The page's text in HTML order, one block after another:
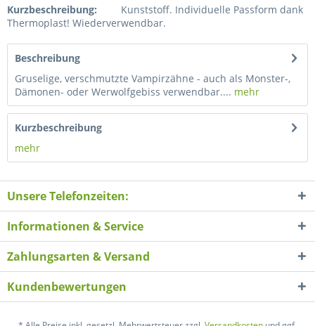
Kurzbeschreibung:
Kunststoff. Individuelle Passform dank
Thermoplast! Wiederverwendbar.
Beschreibung
Gruselige, verschmutzte Vampirzähne - auch als Monster-,
Dämonen- oder Werwolfgebiss verwendbar.... mehr
Kurzbeschreibung
mehr
Unsere Telefonzeiten:
Informationen & Service
Zahlungsarten & Versand
Kundenbewertungen